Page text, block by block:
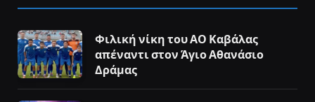
Φιλική νίκη του ΑΟ Καβάλας
απέναντι στον Άγιο Αθανάσιο
Δράμας